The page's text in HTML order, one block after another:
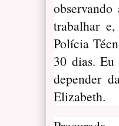
trabalhar
Polícia
30 dias.
depender
Elizabeth.